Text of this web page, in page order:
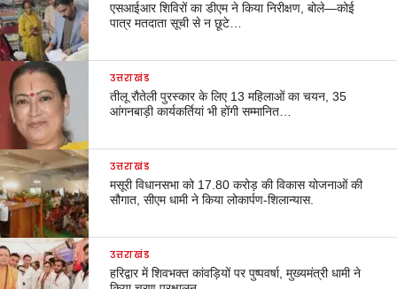
एसआईआर शिविरों का डीएम ने किया निरीक्षण, बोले—कोई
पात्र मतदाता सूची से न छूटे…
उत्तराखंड
तीलू रौतेली पुरस्कार के लिए 13 महिलाओं का चयन, 35
आंगनबाड़ी कार्यकर्तियां भी होंगी सम्मानित…
उत्तराखंड
मसूरी विधानसभा को 17.80 करोड़ की विकास योजनाओं की
सौगात, सीएम धामी ने किया लोकार्पण-शिलान्यास.
उत्तराखंड
हरिद्वार में शिवभक्त कांवड़ियों पर पुष्पवर्षा, मुख्यमंत्री धामी ने